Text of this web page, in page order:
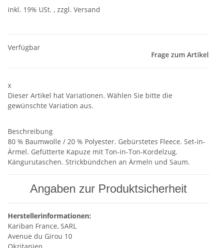
inkl. 19% USt. , zzgl. Versand
Verfügbar
Frage zum Artikel
x
Dieser Artikel hat Variationen. Wählen Sie bitte die
gewünschte Variation aus.
Beschreibung
80 % Baumwolle / 20 % Polyester. Gebürstetes Fleece. Set-in-
Ärmel. Gefütterte Kapuze mit Ton-in-Ton-Kordelzug.
Kängurutaschen. Strickbündchen an Ärmeln und Saum.
Angaben zur Produktsicherheit
Herstellerinformationen:
Kariban France, SARL
Avenue du Girou 10